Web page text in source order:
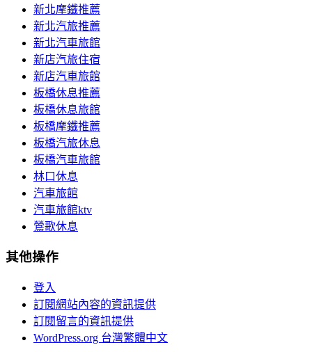
新北摩鐵推薦
新北汽旅推薦
新北汽車旅館
新店汽旅住宿
新店汽車旅館
板橋休息推薦
板橋休息旅館
板橋摩鐵推薦
板橋汽旅休息
板橋汽車旅館
林口休息
汽車旅館
汽車旅館ktv
鶯歌休息
其他操作
登入
訂閱網站內容的資訊提供
訂閱留言的資訊提供
WordPress.org 台灣繁體中文